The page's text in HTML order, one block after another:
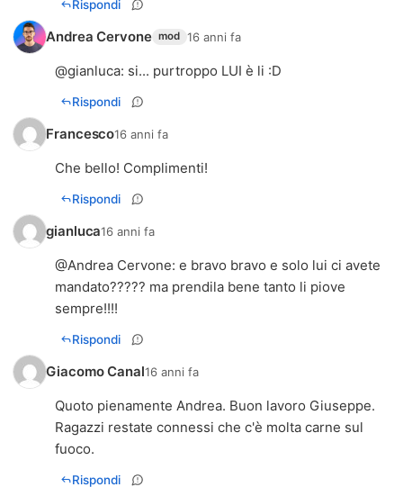
Rispondi
Andrea Cervone mod 16 anni fa
@gianluca: si... purtroppo LUI è li :D
Rispondi
Francesco16 anni fa
Che bello! Complimenti!
Rispondi
gianluca16 anni fa
@Andrea Cervone: e bravo bravo e solo lui ci avete
mandato????? ma prendila bene tanto li piove
sempre!!!!
Rispondi
Giacomo Canal16 anni fa
Quoto pienamente Andrea. Buon lavoro Giuseppe.
Ragazzi restate connessi che c'è molta carne sul
fuoco.
Rispondi